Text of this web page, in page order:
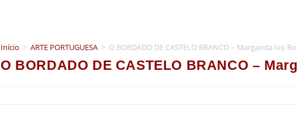
Início > ARTE PORTUGUESA > O BORDADO DE CASTELO BRANCO – Margarida Ivo
O BORDADO DE CASTELO BRANCO –